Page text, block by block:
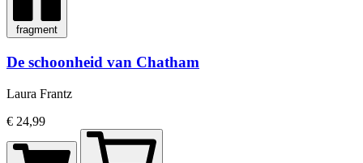
fragment
De schoonheid van Chatham
Laura Frantz
€ 24,99